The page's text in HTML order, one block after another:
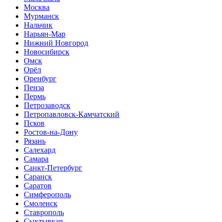
Москва
Мурманск
Нальчик
Нарьян-Мар
Нижний Новгород
Новосибирск
Омск
Орёл
Оренбург
Пенза
Пермь
Петрозаводск
Петропавловск-Камчатский
Псков
Ростов-на-Дону
Рязань
Салехард
Самара
Санкт-Петербург
Саранск
Саратов
Симферополь
Смоленск
Ставрополь